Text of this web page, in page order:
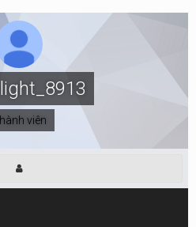
viên